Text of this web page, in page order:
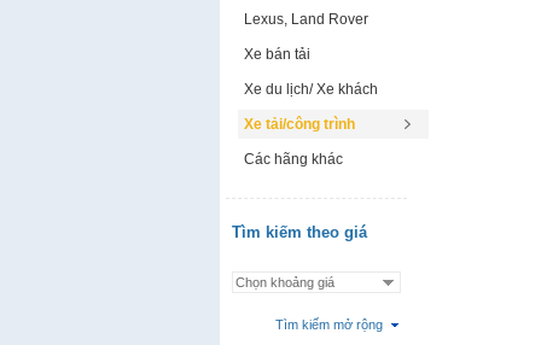
Lexus, Land Rover
Xe bán tải
Xe du lịch/ Xe khách
Xe tải/công trình
Các hãng khác
Tìm kiếm theo giá
Tìm kiếm mở rộng